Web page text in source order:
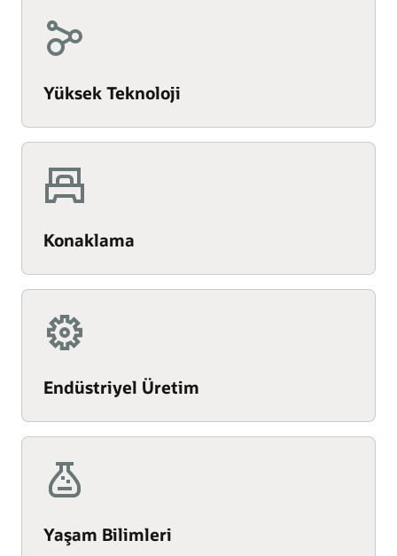
Yüksek Teknoloji
Konaklama
Endüstriyel Üretim
Yaşam Bilimleri